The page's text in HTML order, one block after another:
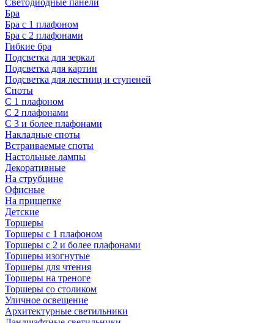
Светодиодные панели
Бра
Бра с 1 плафоном
Бра с 2 плафонами
Гибкие бра
Подсветка для зеркал
Подсветка для картин
Подсветка для лестниц и ступеней
Споты
С 1 плафоном
С 2 плафонами
С 3 и более плафонами
Накладные споты
Встраиваемые споты
Настольные лампы
Декоративные
На струбцине
Офисные
На прищепке
Детские
Торшеры
Торшеры с 1 плафоном
Торшеры с 2 и более плафонами
Торшеры изогнутые
Торшеры для чтения
Торшеры на треноге
Торшеры со столиком
Уличное освещение
Архитектурные светильники